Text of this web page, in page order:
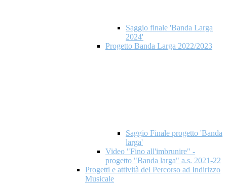
Saggio finale 'Banda Larga
2024'
Progetto Banda Larga 2022/2023
Saggio Finale progetto 'Banda
larga'
Video "Fino all'imbrunire" -
progetto "Banda larga" a.s. 2021-22
Progetti e attività del Percorso ad Indirizzo
Musicale